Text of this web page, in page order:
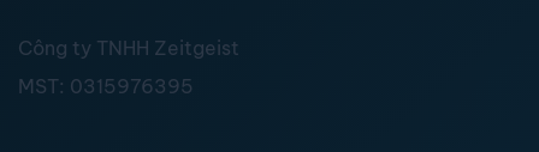
Công ty TNHH Zeitgeist
MST: 0315976395